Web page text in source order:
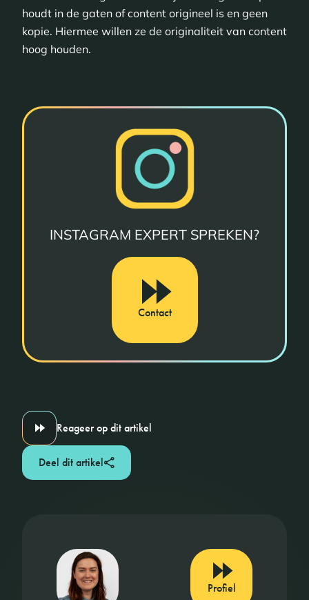
houdt in de gaten of content origineel is en geen
kopie. Hiermee willen ze de originaliteit van content
hoog houden.
INSTAGRAM EXPERT SPREKEN?
Contact
Reageer op dit artikel
Deel dit artikel
Profiel